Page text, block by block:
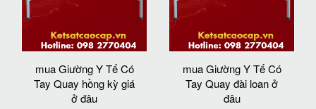
mua Giường Y Tế Có
Tay Quay hồng kỳ giá
ở đâu
mua Giường Y Tế Có
Tay Quay đài loan ở
đâu